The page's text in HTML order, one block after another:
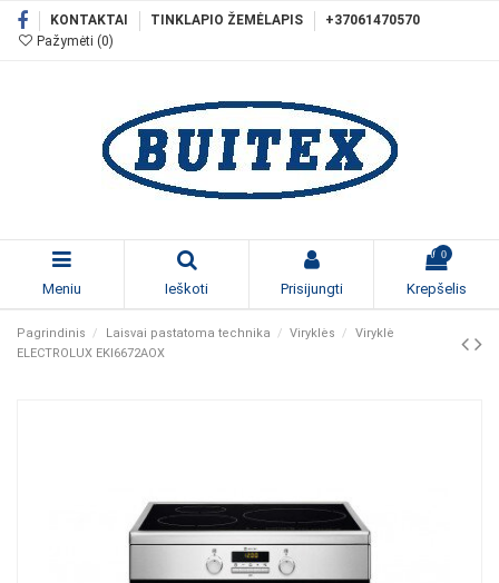
KONTAKTAI TINKLAPIO ŽEMĖLAPIS
+37061470570
Pažymėti (0)
Meniu Ieškoti Prisijungti
0
Krepšelis
Pagrindinis Laisvai pastatoma technika Viryklės
Viryklė
ELECTROLUX EKI6672AOX